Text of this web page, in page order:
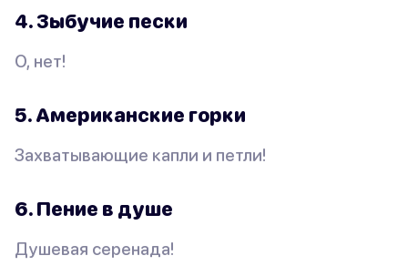
4. Зыбучие пески
О, нет!
5. Американские горки
Захватывающие капли и петли!
6. Пение в душе
Душевая серенада!